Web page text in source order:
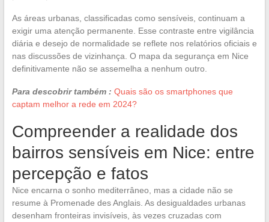
As áreas urbanas, classificadas como sensíveis, continuam a
exigir uma atenção permanente. Esse contraste entre vigilância
diária e desejo de normalidade se reflete nos relatórios oficiais e
nas discussões de vizinhança. O mapa da segurança em Nice
definitivamente não se assemelha a nenhum outro.
Para descobrir também : Quais são os smartphones que
captam melhor a rede em 2024?
Compreender a realidade dos
bairros sensíveis em Nice: entre
percepção e fatos
Nice encarna o sonho mediterrâneo, mas a cidade não se
resume à Promenade des Anglais. As desigualdades urbanas
desenham fronteiras invisíveis, às vezes cruzadas com